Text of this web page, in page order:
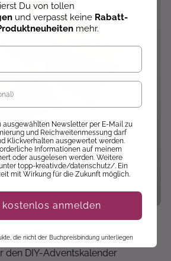
aus
den DIY-Adventskalender
Du von tollen
und verpasst keine Rabatt-
mehr.
ausgewählten Newsletter per E-Mail zu
und Reichweitenmessung darf
Klickverhalten ausgewertet werden.
Informationen auf meinem
oder ausgelesen werden. Weitere
topp-kreativ.de/datenschutz/. Ein
mit Wirkung für die Zukunft möglich.
anmelden
die nicht der Buchpreisbindung unterliegen